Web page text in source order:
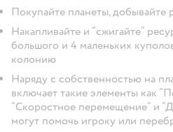
Покупайте планеты, добывайте
Накапливайте и “сжигайте”
большого и 4 маленьких
колонию
Наряду с собственностью на
включает такие элементы как
“Скоростное перемещение” и
могут помочь игроку или